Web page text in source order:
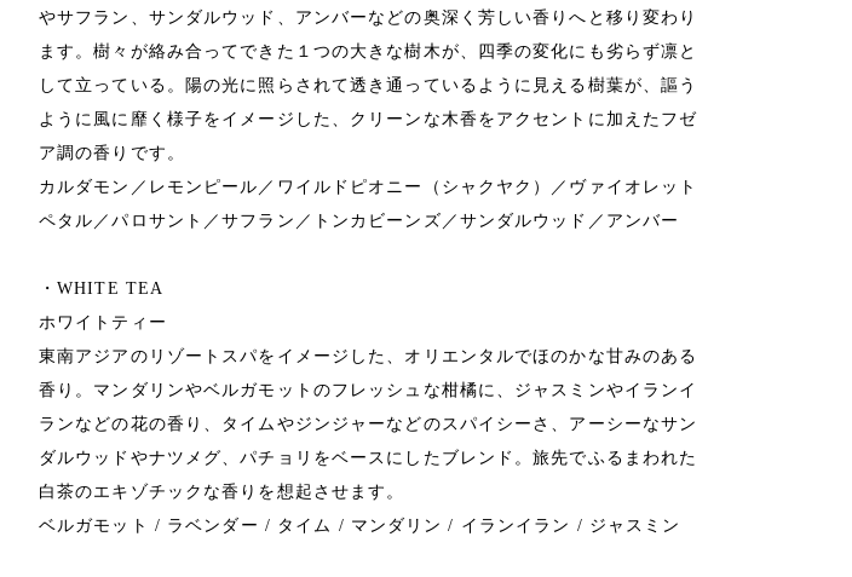
やサフラン、サンダルウッド、アンバーなどの奥深く芳しい香りへと移り変わり
ます。樹々が絡み合ってできた１つの大きな樹木が、四季の変化にも劣らず凛と
して立っている。陽の光に照らされて透き通っているように見える樹葉が、謳う
ように風に靡く様子をイメージした、クリーンな木香をアクセントに加えたフゼ
ア調の香りです。
カルダモン／レモンピール／ワイルドピオニー（シャクヤク）／ヴァイオレット
ペタル／パロサント／サフラン／トンカビーンズ／サンダルウッド／アンバー
・WHITE TEA
ホワイトティー
東南アジアのリゾートスパをイメージした、オリエンタルでほのかな甘みのある
香り。マンダリンやベルガモットのフレッシュな柑橘に、ジャスミンやイランイ
ランなどの花の香り、タイムやジンジャーなどのスパイシーさ、アーシーなサン
ダルウッドやナツメグ、パチョリをベースにしたブレンド。旅先でふるまわれた
白茶のエキゾチックな香りを想起させます。
ベルガモット / ラベンダー / タイム / マンダリン / イランイラン / ジャスミン